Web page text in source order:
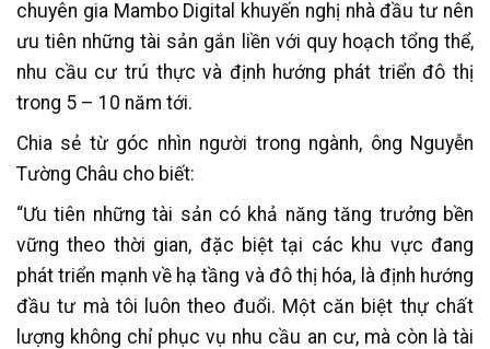
chuyên gia Mambo Digital khuyến nghị nhà đầu tư nên
ưu tiên những tài sản gắn liền với quy hoạch tổng thể,
nhu cầu cư trú thực và định hướng phát triển đô thị
trong 5 – 10 năm tới.
Chia sẻ từ góc nhìn người trong ngành, ông Nguyễn
Tường Châu cho biết:
“Ưu tiên những tài sản có khả năng tăng trưởng bền
vững theo thời gian, đặc biệt tại các khu vực đang
phát triển mạnh về hạ tầng và đô thị hóa, là định hướng
đầu tư mà tôi luôn theo đuổi. Một căn biệt thự chất
lượng không chỉ phục vụ nhu cầu an cư, mà còn là tài